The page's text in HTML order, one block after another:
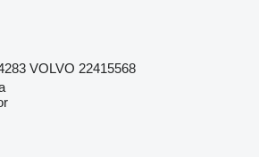
VOLVO 22415568